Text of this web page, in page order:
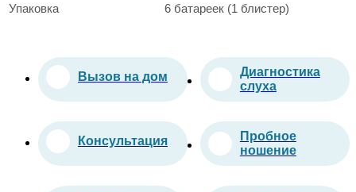
Упаковка
6 батареек (1 блистер)
Вызов на дом
Диагностика
слуха
Консультация
Пробное
ношение